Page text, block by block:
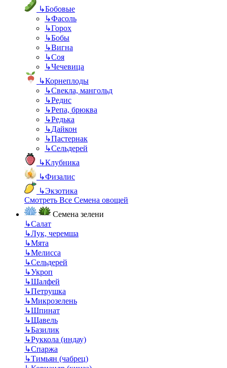
↳Бобовые
↳Фасоль
↳Горох
↳Бобы
↳Вигна
↳Соя
↳Чечевица
↳Корнеплоды
↳Свекла, мангольд
↳Редис
↳Репа, брюква
↳Редька
↳Дайкон
↳Пастернак
↳Сельдерей
↳Клубника
↳Физалис
↳Экзотика
Смотреть Все Семена овощей
Семена зелени
↳Салат
↳Лук, черемша
↳Мята
↳Мелисса
↳Сельдерей
↳Укроп
↳Шалфей
↳Петрушка
↳Микрозелень
↳Шпинат
↳Щавель
↳Базилик
↳Руккола (индау)
↳Спаржа
↳Тимьян (чабрец)